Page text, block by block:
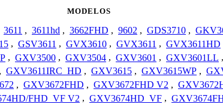
MODELOS
3611 , 3611hd , 3662FHD , 9602 , GDS3710 ,
, GSV3611 , GVX3610 , GVX3611 , GVX3611HD
, GXV3500 , GXV3504 , GXV3601 , GXV3601LL ,
, GXV3611IRC_HD , GXV3615 , GXV3615WP ,
, GXV3672FHD , GXV3672FHD V2 ,
FHD_VF V2 , GXV3674HD_VF ,